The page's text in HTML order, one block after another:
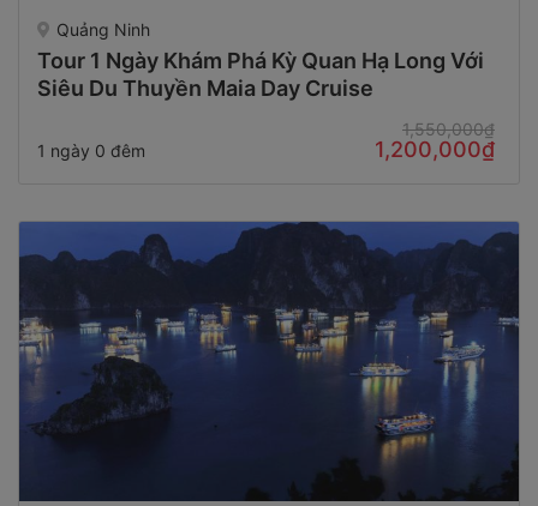
Quảng Ninh
Tour 1 Ngày Khám Phá Kỳ Quan Hạ Long Với
Siêu Du Thuyền Maia Day Cruise
1 ngày 0 đêm
1,550,000₫
1,200,000₫